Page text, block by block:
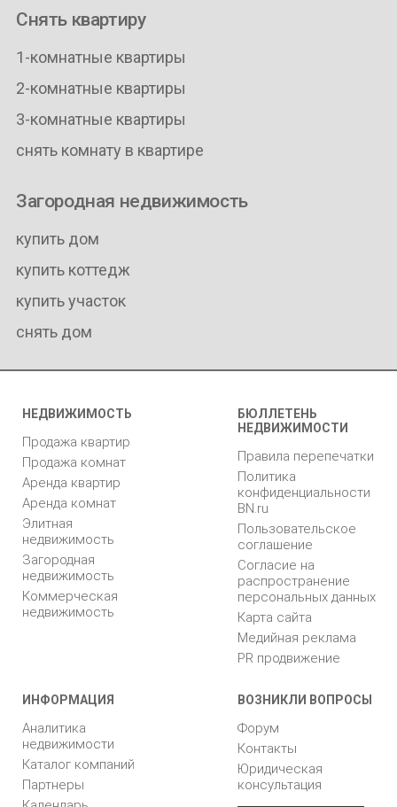
Снять квартиру
1-комнатные квартиры
2-комнатные квартиры
3-комнатные квартиры
снять комнату в квартире
Загородная недвижимость
купить дом
купить коттедж
купить участок
снять дом
НЕДВИЖИМОСТЬ
Продажа квартир
Продажа комнат
Аренда квартир
Аренда комнат
Элитная
недвижимость
Загородная
недвижимость
Коммерческая
недвижимость
БЮЛЛЕТЕНЬ
НЕДВИЖИМОСТИ
Правила перепечатки
Политика
конфиденциальности
BN.ru
Пользовательское
соглашение
Согласие на
распространение
персональных данных
Карта сайта
Медийная реклама
PR продвижение
ИНФОРМАЦИЯ
Аналитика
недвижимости
Каталог компаний
Партнеры
ВОЗНИКЛИ ВОПРОСЫ
Форум
Контакты
Юридическая
консультация